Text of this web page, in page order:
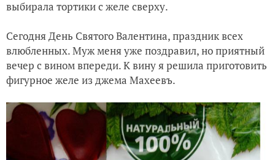
выбирала тортики с желе сверху.
Сегодня День Святого Валентина, праздник всех
влюбленных. Муж меня уже поздравил, но приятный
вечер с вином впереди. К вину я решила приготовить
фигурное желе из джема Махеевъ.